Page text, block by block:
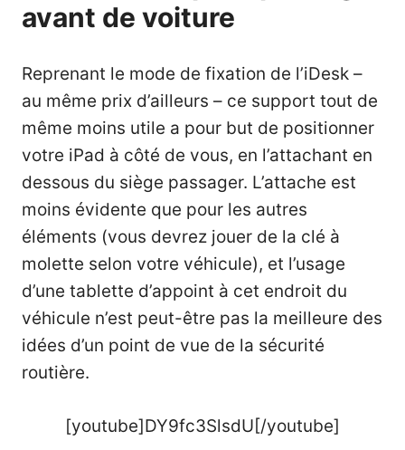
avant de voiture
Reprenant le mode de fixation de l’iDesk –
au même prix d’ailleurs – ce support tout de
même moins utile a pour but de positionner
votre iPad à côté de vous, en l’attachant en
dessous du siège passager. L’attache est
moins évidente que pour les autres
éléments (vous devrez jouer de la clé à
molette selon votre véhicule), et l’usage
d’une tablette d’appoint à cet endroit du
véhicule n’est peut-être pas la meilleure des
idées d’un point de vue de la sécurité
routière.
[youtube]DY9fc3SlsdU[/youtube]